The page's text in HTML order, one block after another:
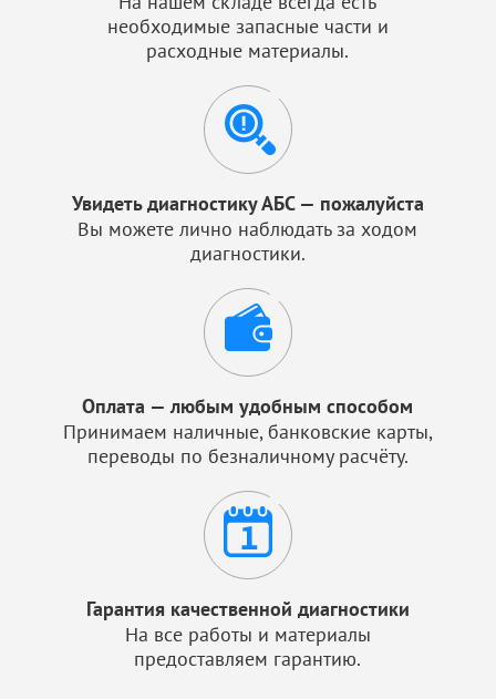
необходимые запасные части и
расходные материалы.
Увидеть диагностику АБС — пожалуйста
Вы можете лично наблюдать за ходом
диагностики.
Оплата — любым удобным способом
Принимаем наличные, банковские карты,
переводы по безналичному расчёту.
Гарантия качественной диагностики
На все работы и материалы
предоставляем гарантию.